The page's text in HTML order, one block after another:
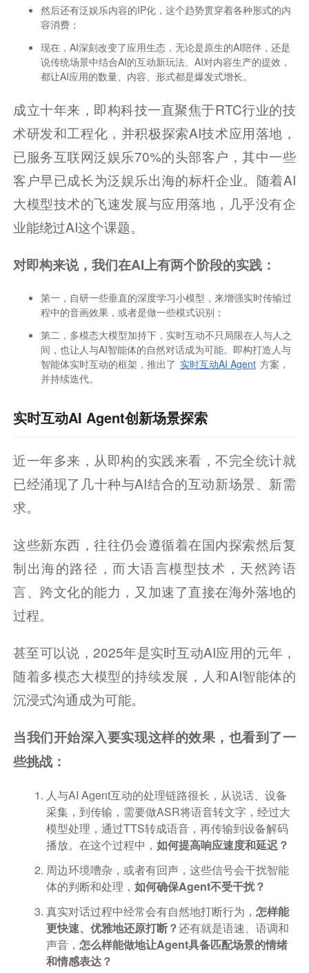
然后还有泛娱乐内容的IP化，这个趋势贯穿着各种形式的内
容消费；
现在，AI深刻改变了应用生态，无论是原生的AI陪伴，还是
说传统场景中结合AI的互动新玩法、AI对内容生产的提效，
都让AI应用的数量、内容、形式都是爆发式增长。
成立十年来，即构科技一直聚焦于RTC行业的技
术研发和工程化，并积极探索AI技术应用落地，
已服务互联网泛娱乐70%的头部客户，其中一些
客户早已成长为泛娱乐出海的标杆企业。随着AI
大模型技术的飞速发展与应用落地，几乎没有企
业能绕过AI这个课题。
对即构来说，我们在AI上有两个阶段的实践：
第一，自研一些垂直的深度学习小模型，来增强实时传输过
程中的音画效果，或者是做一些模式识别；
第二，多模态大模型加持下，实时互动不只局限在人与人之
间，也让人与AI智能体的自然对话成为可能。即构打造人与
智能体实时互动的框架，推出了 实时互动AI Agent 方案，
并持续迭代。
实时互动AI Agent创新场景探索
近一年多来，从即构的实践来看，不完全统计就
已经涌现了几十种与AI结合的互动新场景、新需
求。
这些新东西，往往仍会遵循着在国内探索然后复
制出海的路径，而大语言模型技术，天然跨语
言、跨文化的能力，又加速了直接在海外落地的
过程。
甚至可以说，2025年是实时互动AI应用的元年，
随着多模态大模型的持续发展，人和AI智能体的
沉浸式沟通成为可能。
当我们开始深入要实现这样的效果，也看到了一
些挑战：
人与AI Agent互动的处理链路很长，从说话、设备
采集，到传输，需要做ASR将语音转文字，经过大
模型处理，通过TTS转成语音，再传输到设备解码
播放。在这个过程中，如何提高响应速度和延迟？
周边环境嘈杂，或者有回声，这些信号会干扰智能
体的判断和处理，如何确保Agent不受干扰？
真实对话过程中经常会有自然地打断行为，怎样能
更快速、优雅地还原打断？还有就是语速、语调和
声音，怎么样能做地让Agent具备匹配场景的情绪
和情感表达？